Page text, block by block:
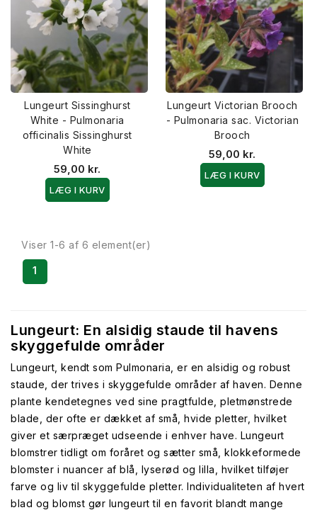
Lungeurt Sissinghurst
White - Pulmonaria
officinalis Sissinghurst
White
59,00 kr.
LÆG I KURV
Lungeurt Victorian Brooch
- Pulmonaria sac. Victorian
Brooch
59,00 kr.
LÆG I KURV
Viser 1-6 af 6 element(er)
1
Lungeurt: En alsidig staude til havens
skyggefulde områder
Lungeurt, kendt som Pulmonaria, er en alsidig og robust
staude, der trives i skyggefulde områder af haven. Denne
plante kendetegnes ved sine pragtfulde, pletmønstrede
blade, der ofte er dækket af små, hvide pletter, hvilket
giver et særpræget udseende i enhver have. Lungeurt
blomstrer tidligt om foråret og sætter små, klokkeformede
blomster i nuancer af blå, lyserød og lilla, hvilket tilføjer
farve og liv til skyggefulde pletter. Individualiteten af hvert
blad og blomst gør lungeurt til en favorit blandt mange